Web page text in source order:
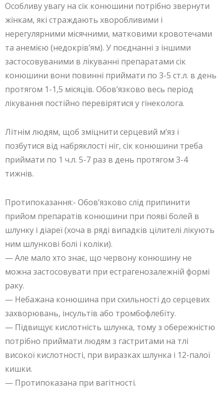
Особливу увагу на сік конюшини потрібно звернути
жінкам, які страждають хворобливими і
нерегулярними місячними, матковими кровотечами
та анемією (недокрів’ям). У поєднанні з іншими
застосовуваними в лікуванні препаратами сік
конюшини вони повинні приймати по 3-5 ст.л. в день
протягом 1-1,5 місяців. Обов’язково весь період
лікування постійно перевірятися у гінеколога.
Літнім людям, щоб зміцнити серцевий м’яз і
позбутися від набряклості ніг, сік конюшини треба
приймати по 1 ч.л. 5-7 раз в день протягом 3-4
тижнів.
Протипоказання:- Обов’язково слід припинити
прийом препаратів конюшини при появі болей в
шлунку і діареї (хоча в ряді випадків цілителі лікують
ним шлункові болі і коліки).
— Але мало хто знає, що червону конюшину не
можна застосовувати при естрагенозалежній формі
раку.
— Небажана конюшина при схильності до серцевих
захворювань, інсультів або тромбофлебіту.
— Підвищує кислотність шлунка, тому з обережністю
потрібно приймати людям з гастритами на тлі
високої кислотності, при виразках шлунка і 12-палої
кишки.
— Протипоказана при вагітності.